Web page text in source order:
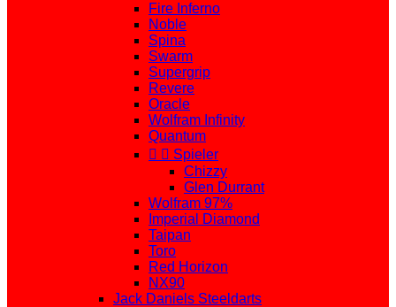
Fire Inferno
Noble
Spina
Swarm
Supergrip
Revere
Oracle
Wolfram Infinity
Quantum
  Spieler
Chizzy
Glen Durrant
Wolfram 97%
Imperial Diamond
Taipan
Toro
Red Horizon
NX90
Jack Daniels Steeldarts